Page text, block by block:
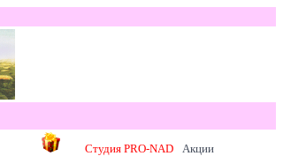
Студия PRO-NAD Акции